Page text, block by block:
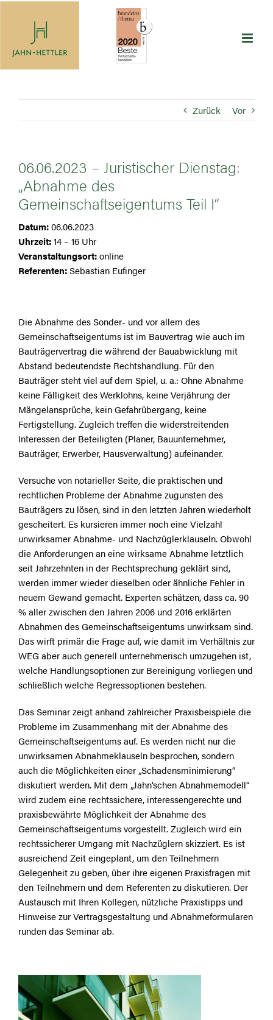
Zurück Vor
06.06.2023 – Juristischer Dienstag:
„Abnahme des
Gemeinschaftseigentums Teil I“
Datum:06.06.2023
Uhrzeit:14 – 16 Uhr
Veranstaltungsort:online
Referenten:Sebastian Eufinger
Die Abnahme des Sonder- und vor allem des
Gemeinschaftseigentums ist im Bauvertrag wie auch im
Bauträgervertrag die während der Bauabwicklung mit
Abstand bedeutendste Rechtshandlung. Für den
Bauträger steht viel auf dem Spiel, u. a.: Ohne Abnahme
keine Fälligkeit des Werklohns, keine Verjährung der
Mängelansprüche, kein Gefahrübergang, keine
Fertigstellung. Zugleich treffen die widerstreitenden
Interessen der Beteiligten (Planer, Bauunternehmer,
Bauträger, Erwerber, Hausverwaltung) aufeinander.
Versuche von notarieller Seite, die praktischen und
rechtlichen Probleme der Abnahme zugunsten des
Bauträgers zu lösen, sind in den letzten Jahren wiederholt
gescheitert. Es kursieren immer noch eine Vielzahl
unwirksamer Abnahme- und Nachzüglerklauseln. Obwohl
die Anforderungen an eine wirksame Abnahme letztlich
seit Jahrzehnten in der Rechtsprechung geklärt sind,
werden immer wieder dieselben oder ähnliche Fehler in
neuem Gewand gemacht. Experten schätzen, dass ca. 90
% aller zwischen den Jahren 2006 und 2016 erklärten
Abnahmen des Gemeinschaftseigentums unwirksam sind.
Das wirft primär die Frage auf, wie damit im Verhältnis zur
WEG aber auch generell unternehmerisch umzugehen ist,
welche Handlungsoptionen zur Bereinigung vorliegen und
schließlich welche Regressoptionen bestehen.
Das Seminar zeigt anhand zahlreicher Praxisbeispiele die
Probleme im Zusammenhang mit der Abnahme des
Gemeinschaftseigentums auf. Es werden nicht nur die
unwirksamen Abnahmeklauseln besprochen, sondern
auch die Möglichkeiten einer „Schadensminimierung“
diskutiert werden. Mit dem „Jahn‘schen Abnahmemodell“
wird zudem eine rechtssichere, interessengerechte und
praxisbewährte Möglichkeit der Abnahme des
Gemeinschaftseigentums vorgestellt. Zugleich wird ein
rechtssicherer Umgang mit Nachzüglern skizziert. Es ist
ausreichend Zeit eingeplant, um den Teilnehmern
Gelegenheit zu geben, über ihre eigenen Praxisfragen mit
den Teilnehmern und dem Referenten zu diskutieren. Der
Austausch mit Ihren Kollegen, nützliche Praxistipps und
Hinweise zur Vertragsgestaltung und Abnahmeformularen
runden das Seminar ab.